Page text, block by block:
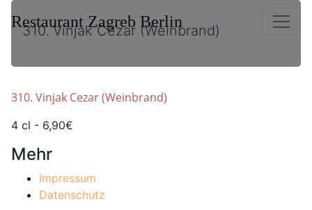
Restaurant Zagreb Berlin
310. Vinjak Cezar (Weinbrand)
310. Vinjak Cezar (Weinbrand)
4 cl - 6,90€
Mehr
Impressum
Datenschutz